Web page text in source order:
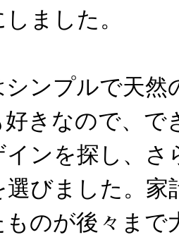
ました。
ンプルで天然
きなので、で
インを探し、さ
選びました。家
のが後々まで